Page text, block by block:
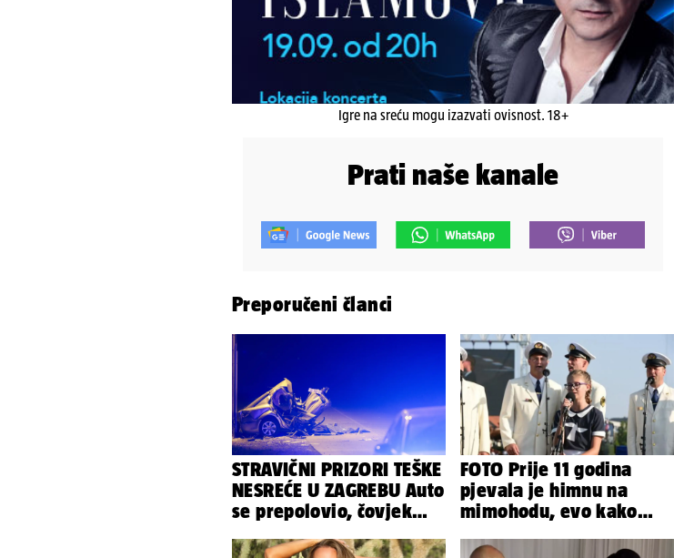
Igre na sreću mogu izazvati ovisnost. 18+
Prati naše kanale
Preporučeni članci
STRAVIČNI PRIZORI TEŠKE
NESREĆE U ZAGREBU Auto
se prepolovio, čovjek
FOTO Prije 11 godina
pjevala je himnu na
mimohodu, evo kako
Negovetić